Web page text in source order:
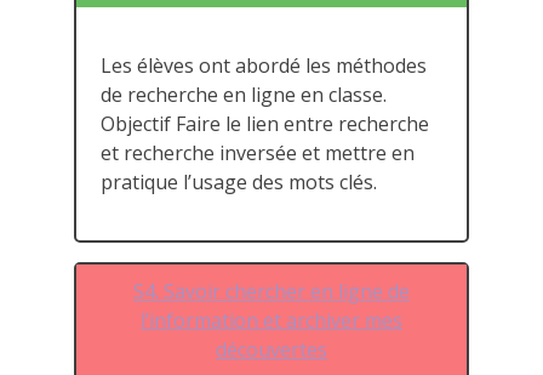
Les élèves ont abordé les méthodes
de recherche en ligne en classe.
Objectif Faire le lien entre recherche
et recherche inversée et mettre en
pratique l’usage des mots clés.
S4. Savoir chercher en ligne de
l’information et archiver mes
découvertes